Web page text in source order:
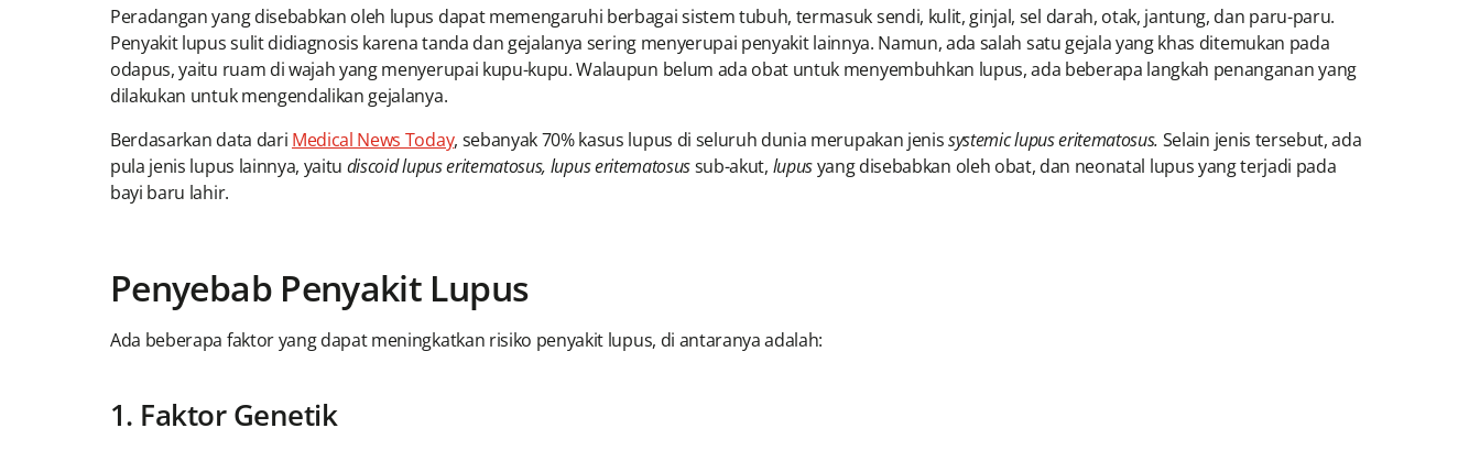
Peradangan yang disebabkan oleh lupus dapat memengaruhi berbagai sistem tubuh, termasuk sendi, kulit, ginjal, sel darah, otak, jantung, dan paru-paru.
Penyakit lupus sulit didiagnosis karena tanda dan gejalanya sering menyerupai penyakit lainnya. Namun, ada salah satu gejala yang khas ditemukan pada
odapus, yaitu ruam di wajah yang menyerupai kupu-kupu. Walaupun belum ada obat untuk menyembuhkan lupus, ada beberapa langkah penanganan yang
dilakukan untuk mengendalikan gejalanya.
Berdasarkan data dari Medical News Today, sebanyak 70% kasus lupus di seluruh dunia merupakan jenissystemic lupus eritematosus. Selain jenis tersebut, ada
pula jenis lupus lainnya, yaitu discoid lupus eritematosus, lupus eritematosussub-akut, lupusyang disebabkan oleh obat, dan neonatal lupus yang terjadi pada
bayi baru lahir.
Penyebab Penyakit Lupus
Ada beberapa faktor yang dapat meningkatkan risiko penyakit lupus, di antaranya adalah:
1. Faktor Genetik